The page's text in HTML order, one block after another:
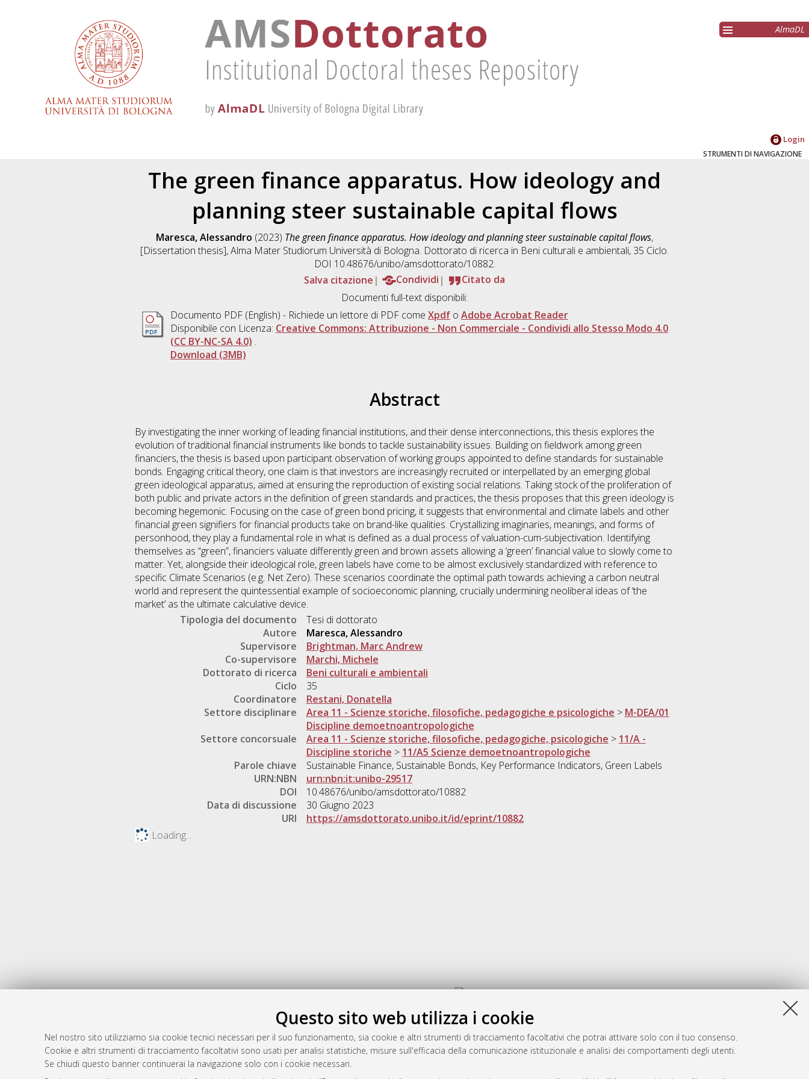
Questo sito web utilizza i cookie
Nel nostro sito utilizziamo sia cookie tecnici necessari per il suo funzionamento, sia cookie e altri strumenti di tracciamento facoltativi che potrai attivare solo con il tuo consenso.
Cookie e altri strumenti di tracciamento facoltativi sono usati per analisi statistiche, misure sull'efficacia della comunicazione istituzionale e analisi dei comportamenti degli utenti.
Se chiudi questo banner continuerai la navigazione solo con i cookie necessari.
AlmaDL
Login
STRUMENTI DI NAVIGAZIONE
The green finance apparatus. How ideology and
planning steer sustainable capital flows
Maresca, Alessandro (2023) The green finance apparatus. How ideology and planning steer sustainable capital flows,
[Dissertation thesis], Alma Mater Studiorum Università di Bologna. Dottorato di ricerca in Beni culturali e ambientali, 35 Ciclo.
DOI 10.48676/unibo/amsdottorato/10882.
Salva citazione
Condividi
Citato da
Documenti full-text disponibili:
Documento PDF (English) - Richiede un lettore di PDF come Xpdf o Adobe Acrobat Reader
Disponibile con Licenza: Creative Commons: Attribuzione - Non Commerciale - Condividi allo Stesso Modo 4.0
(CC BY-NC-SA 4.0) .
Download (3MB)
Abstract
By investigating the inner working of leading financial institutions, and their dense interconnections, this thesis explores the
evolution of traditional financial instruments like bonds to tackle sustainability issues. Building on fieldwork among green
financiers, the thesis is based upon participant observation of working groups appointed to define standards for sustainable
bonds. Engaging critical theory, one claim is that investors are increasingly recruited or interpellated by an emerging global
green ideological apparatus, aimed at ensuring the reproduction of existing social relations. Taking stock of the proliferation of
both public and private actors in the definition of green standards and practices, the thesis proposes that this green ideology is
becoming hegemonic. Focusing on the case of green bond pricing, it suggests that environmental and climate labels and other
financial green signifiers for financial products take on brand-like qualities. Crystallizing imaginaries, meanings, and forms of
personhood, they play a fundamental role in what is defined as a dual process of valuation-cum-subjectivation. Identifying
themselves as “green”, financiers valuate differently green and brown assets allowing a ‘green’ financial value to slowly come to
matter. Yet, alongside their ideological role, green labels have come to be almost exclusively standardized with reference to
specific Climate Scenarios (e.g. Net Zero). These scenarios coordinate the optimal path towards achieving a carbon neutral
world and represent the quintessential example of socioeconomic planning, crucially undermining neoliberal ideas of ‘the
market’ as the ultimate calculative device.
Tipologia del documento
Tesi di dottorato
Autore
Maresca, Alessandro
Supervisore
Brightman, Marc Andrew
Co-supervisore
Marchi, Michele
Dottorato di ricerca
Beni culturali e ambientali
Ciclo
35
Coordinatore
Restani, Donatella
Settore disciplinare
Area 11 - Scienze storiche, filosofiche, pedagogiche e psicologiche > M-DEA/01
Discipline demoetnoantropologiche
Settore concorsuale
Area 11 - Scienze storiche, filosofiche, pedagogiche, psicologiche > 11/A -
Discipline storiche > 11/A5 Scienze demoetnoantropologiche
Parole chiave
Sustainable Finance, Sustainable Bonds, Key Performance Indicators, Green Labels
URN:NBN
urn:nbn:it:unibo-29517
DOI
10.48676/unibo/amsdottorato/10882
Data di discussione
30 Giugno 2023
URI
https://amsdottorato.unibo.it/id/eprint/10882
Loading...
Atom
Rss 1.0
AMS Dottorato
ISSN: 2038-7946
Servizio implementato e gestito da